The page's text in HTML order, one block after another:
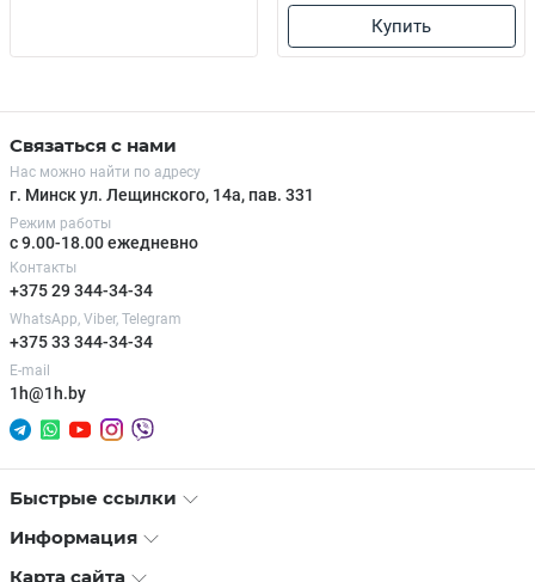
Купить
Связаться с нами
Нас можно найти по адресу
г. Минск ул. Лещинского, 14а, пав. 331
Режим работы
с 9.00-18.00 ежедневно
Контакты
+375 29 344-34-34
WhatsApp, Viber, Telegram
+375 33 344-34-34
E-mail
1h@1h.by
Быстрые ссылки
Информация
Карта сайта